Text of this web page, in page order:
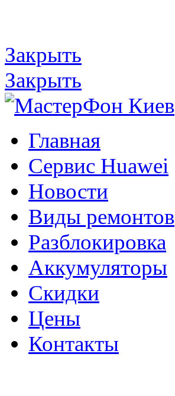
Закрыть
Закрыть
Главная
Сервис Huawei
Новости
Виды ремонтов
Разблокировка
Аккумуляторы
Скидки
Цены
Контакты